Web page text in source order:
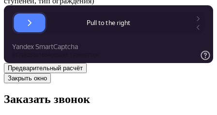
Закрыть окно
Заказать звонок